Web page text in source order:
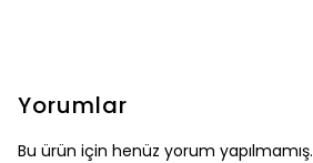
Yorumlar
Bu ürün için henüz yorum yapılmamış.